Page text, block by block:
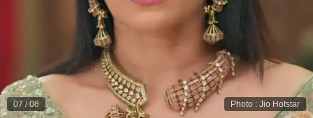
Photo : Jio Hotstar
07/08